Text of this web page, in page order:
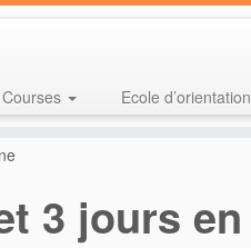
Courses Ecole d’orientation
3 jours en